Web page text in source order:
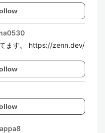
ます。 https://zenn.dev/